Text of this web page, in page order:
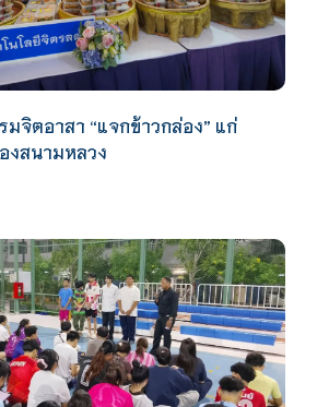
มจิตอาสา “แจกข้าวกล่อง” แก่
งสนามหลวง